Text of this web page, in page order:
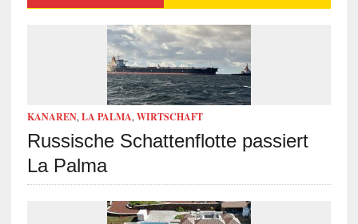
KANAREN, LA PALMA, WIRTSCHAFT
Russische Schattenflotte passiert
La Palma